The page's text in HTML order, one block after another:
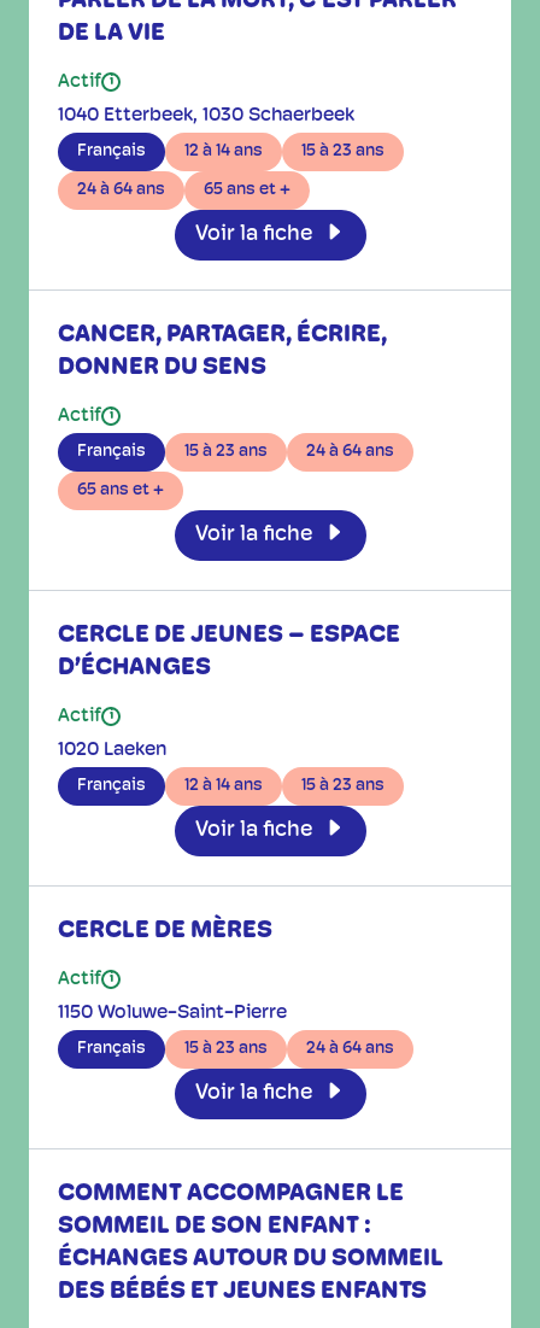
DE LA VIE
Actif i
1040 Etterbeek 1030 Schaerbeek
Français 12 à 14 ans 15 à 23 ans
24 à 64 ans 65 ans et +
Voir la fiche
CANCER, PARTAGER, ÉCRIRE,
DONNER DU SENS
Actif i
Français 15 à 23 ans 24 à 64 ans
65 ans et +
Voir la fiche
CERCLE DE JEUNES – ESPACE
D’ÉCHANGES
Actif i
1020 Laeken
Français 12 à 14 ans 15 à 23 ans
Voir la fiche
CERCLE DE MÈRES
Actif i
1150 Woluwe-Saint-Pierre
Français 15 à 23 ans 24 à 64 ans
Voir la fiche
COMMENT ACCOMPAGNER LE
SOMMEIL DE SON ENFANT :
ÉCHANGES AUTOUR DU SOMMEIL
DES BÉBÉS ET JEUNES ENFANTS